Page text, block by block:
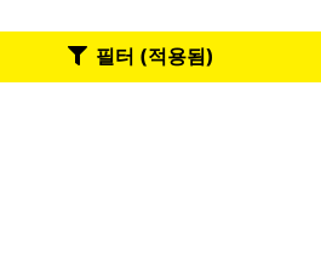
필터 (적용됨)